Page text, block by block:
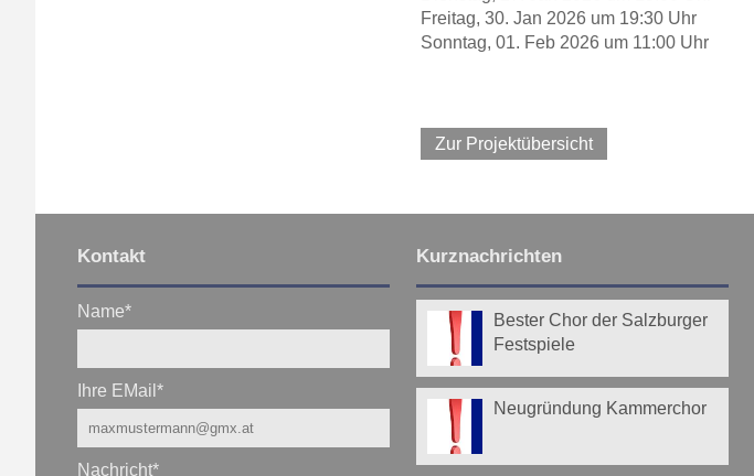
Freitag, 30. Jan 2026 um 19:30 Uhr
Sonntag, 01. Feb 2026 um 11:00 Uhr
Zur Projektübersicht
Kontakt
Name*
Ihre EMail*
Nachricht*
Kurznachrichten
Bester Chor der Salzburger
Festspiele
Neugründung Kammerchor